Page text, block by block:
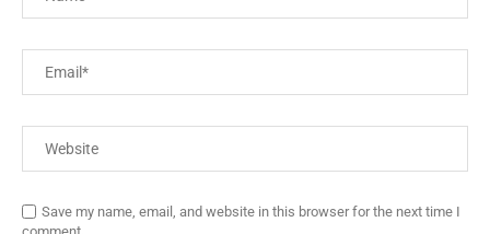
Save my name, email, and website in this browser for the next time I